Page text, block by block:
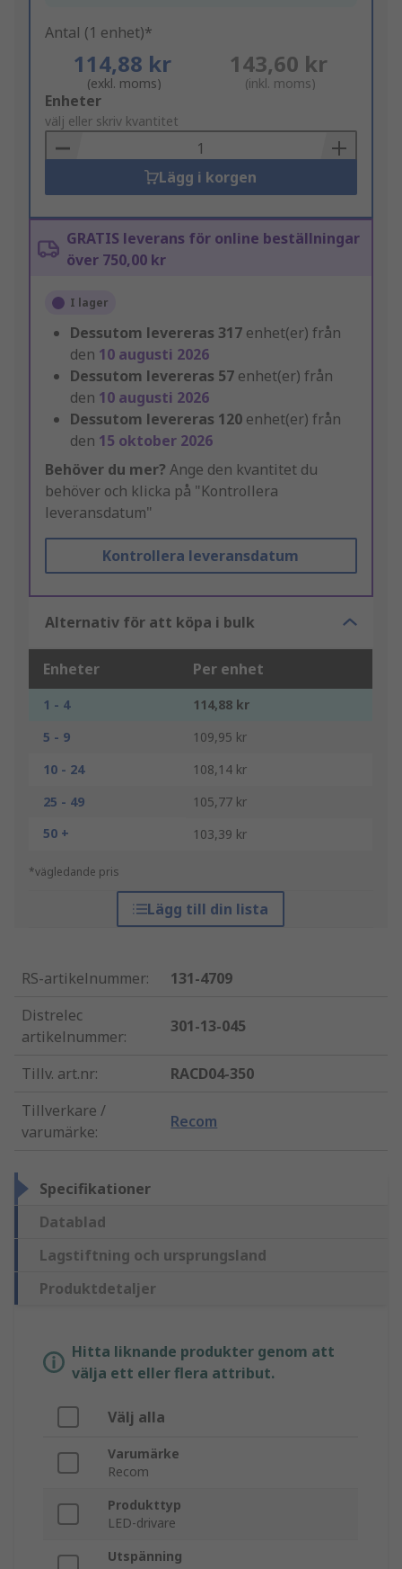
Antal (1 enhet)*
114,88 kr
(exkl. moms)
143,60 kr
(inkl. moms)
Add
to
Basket
Enheter
välj eller skriv kvantitet
Lägg i korgen
GRATIS leverans för online beställningar
över 750,00 kr
I lager
Dessutom levereras 317 enhet(er) från
den 10 augusti 2026
Dessutom levereras 57 enhet(er) från
den 10 augusti 2026
Dessutom levereras 120 enhet(er) från
den 15 oktober 2026
Behöver du mer? Ange den kvantitet du
behöver och klicka på "Kontrollera
leveransdatum"
Kontrollera leveransdatum
Alternativ för att köpa i bulk
Enheter Per enhet
1 - 4
114,88 kr
5 - 9
109,95 kr
10 - 24
108,14 kr
25 - 49
105,77 kr
50 +
103,39 kr
*vägledande pris
Lägg till din lista
RS-artikelnummer:
131-4709
Distrelec
artikelnummer:
301-13-045
Tillv. art.nr:
RACD04-350
Tillverkare /
varumärke:
Recom
Specifikationer
Datablad
Lagstiftning och ursprungsland
Produktdetaljer
Hitta liknande produkter genom att
välja ett eller flera attribut.
Välj alla
Varumärke
Recom
Produkttyp
LED-drivare
Utspänning